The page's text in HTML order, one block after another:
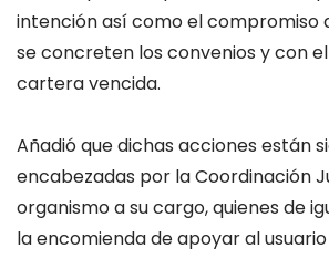
intención así como el compromiso
se concreten los convenios y con
cartera vencida.
Añadió que dichas acciones están
encabezadas por la Coordinación
organismo a su cargo, quienes de
la encomienda de apoyar al